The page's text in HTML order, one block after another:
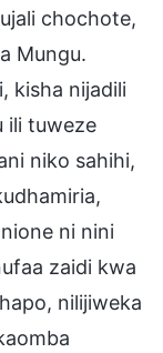
chochote,
Mungu.
kisha nijadili
ili tuweze
niko sahihi,
ni nini
zaidi kwa
nilijiweka